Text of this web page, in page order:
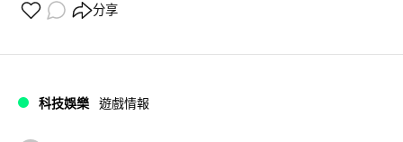
分享
科技娛樂 遊戲情報